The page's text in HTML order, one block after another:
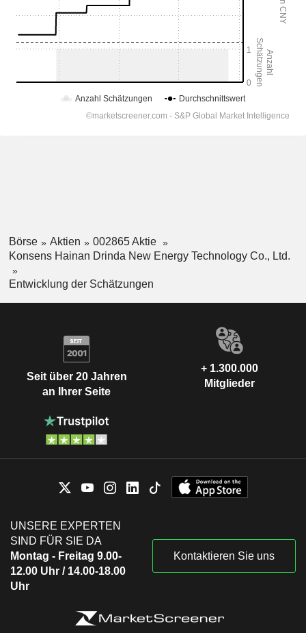
Börse Aktien
002865 Aktie
Konsens Hainan Drinda New Energy Technology Co., Ltd.
Entwicklung der Schätzungen
Seit über 20 Jahren
an Ihrer Seite
+ 1.300.000
Mitglieder
UNSERE EXPERTEN
SIND FÜR SIE DA
Montag - Freitag 9.00-
12.00 Uhr / 14.00-18.00
Uhr
Kontaktieren Sie uns